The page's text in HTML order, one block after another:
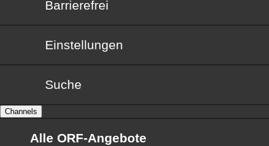
Barrierefrei
Barrierefrei
Einstellungen
Suche
Channels
Alle ORF-Angebote